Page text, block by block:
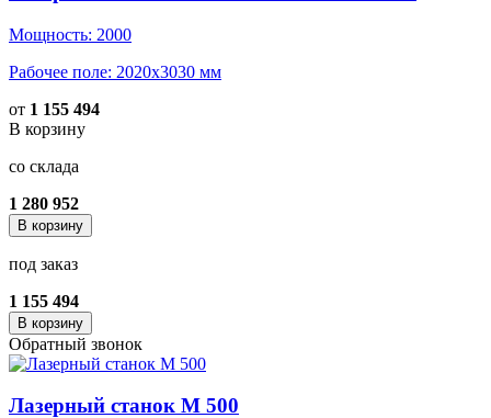
Мощность: 2000
Рабочее поле: 2020x3030 мм
от 1 155 494
В корзину
со склада
1 280 952
В корзину
под заказ
1 155 494
В корзину
Обратный звонок
Лазерный станок M 500